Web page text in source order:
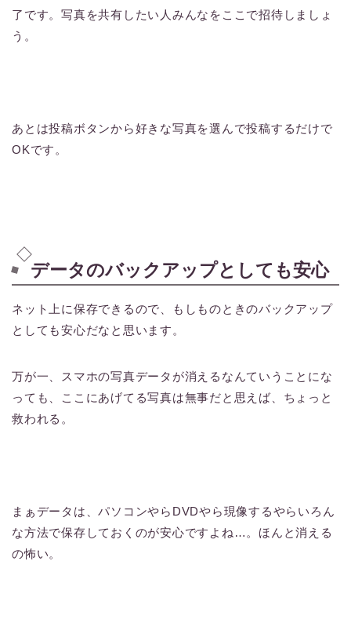
了です。写真を共有したい人みんなをここで招待しましょ
う。
あとは投稿ボタンから好きな写真を選んで投稿するだけで
OKです。
データのバックアップとしても安心
ネット上に保存できるので、もしものときのバックアップ
としても安心だなと思います。
万が一、スマホの写真データが消えるなんていうことにな
っても、ここにあげてる写真は無事だと思えば、ちょっと
救われる。
まぁデータは、パソコンやらDVDやら現像するやらいろん
な方法で保存しておくのが安心ですよね…。ほんと消える
の怖い。